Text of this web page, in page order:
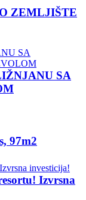
ZEMLJIŠTE
SA
97m2
Izvrsna